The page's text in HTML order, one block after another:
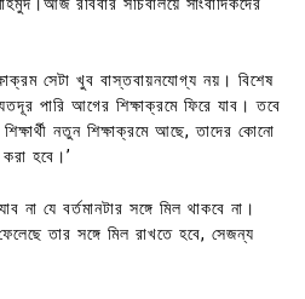
সেটা খুব বাস্তবায়নযোগ্য নয়। বিশেষ
পারি আগের শিক্ষাক্রমে ফিরে যাব। তবে
নতুন শিক্ষাক্রমে আছে, তাদের কোনো
হবে।’
না যে বর্তমানটার সঙ্গে মিল থাকবে না।
তার সঙ্গে মিল রাখতে হবে, সেজন্য